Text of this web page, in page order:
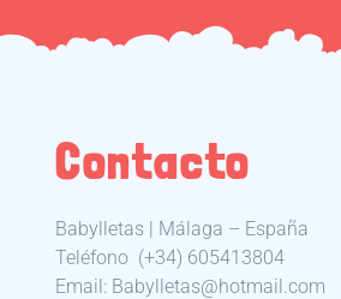
Contacto
Babylletas | Málaga – España
Teléfono (+34) 605413804
Email: Babylletas@hotmail.com